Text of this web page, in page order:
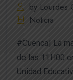
by Lourdes
Noticia
#Cuenca| La
de las 11H00
Unidad